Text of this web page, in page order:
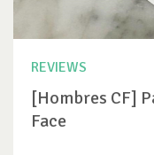
REVIEWS
[Hombres CF]
Face